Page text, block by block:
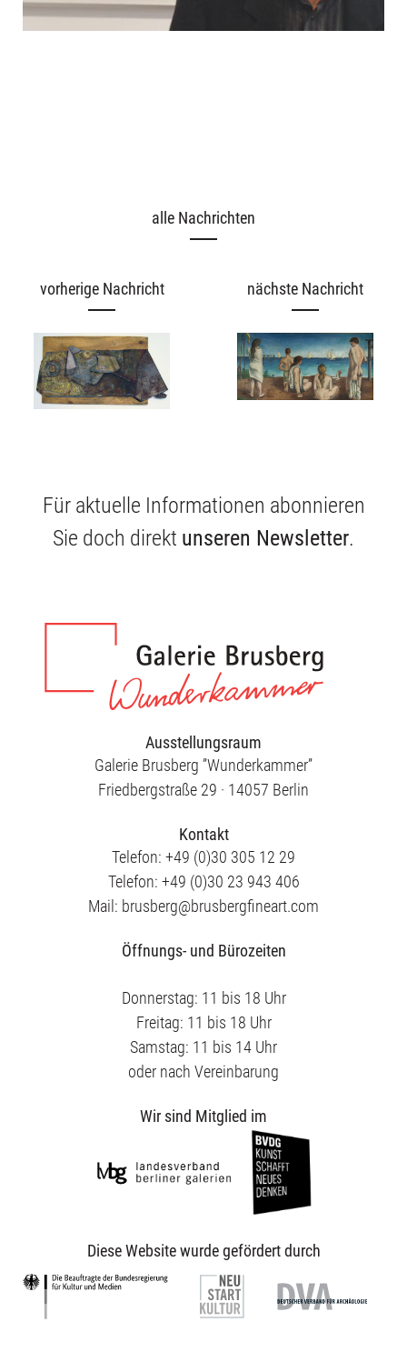
Ausstellungen
Unsere Angebote
Über uns
vorherige Nachricht
alle Nachrichten
nächste Nachricht
Für aktuelle Informationen abonnieren
Sie doch direkt unseren Newsletter.
Ausstellungsraum
Galerie Brusberg ”Wunderkammer”
Friedbergstraße 29 · 14057 Berlin
Kontakt
Telefon: +49 (0)30 305 12 29
Telefon: +49 (0)30 23 943 406
Mail: brusberg@brusbergfineart.com
Öffnungs- und Bürozeiten
Donnerstag: 11 bis 18 Uhr
Freitag: 11 bis 18 Uhr
Samstag: 11 bis 14 Uhr
oder nach Vereinbarung
Wir sind Mitglied im
Diese Website wurde gefördert durch